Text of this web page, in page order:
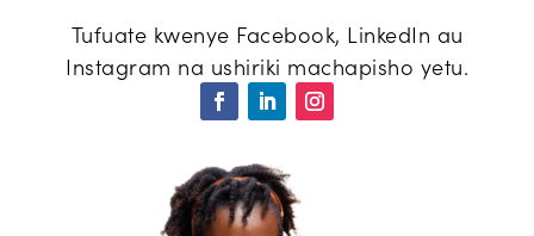
Tufuate kwenye Facebook, LinkedIn au
Instagram na ushiriki machapisho yetu.